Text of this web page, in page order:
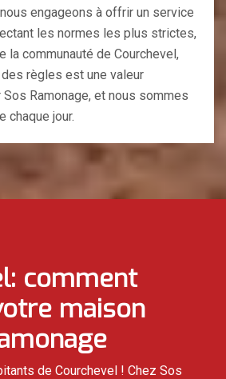
engageons à offrir un service
les normes les plus strictes,
la communauté de Courchevel,
règles est une valeur
Ramonage, et nous sommes
chaque jour.
comment
maison
de Courchevel ! Chez Sos